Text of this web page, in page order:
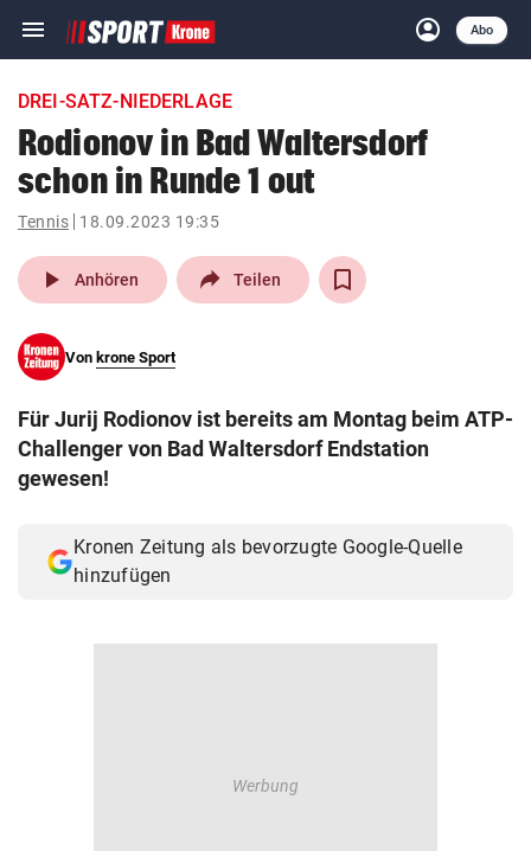
menu Navigation
ein-/ausklappen
account_circle
Anmelden
Abo
close Schließen
account_circle Anmelden
pin_drop
Wien arrow_right
search
eingeben
© Krone Multimedia GmbH & Co KG 2026
Muthgasse 2, 1190 Wien
DREI-SATZ-NIEDERLAGE
Rodionov in Bad Waltersdorf
schon in Runde 1 out
Tennis 18.09.2023 19:35
play_arrow Anhören Teilen
Von krone Sport
Für Jurij Rodionov ist bereits am Montag beim ATP-
Challenger von Bad Waltersdorf Endstation
gewesen!
Kronen Zeitung als bevorzugte Google-Quelle
hinzufügen